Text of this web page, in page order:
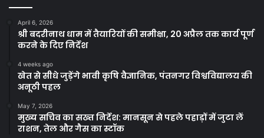
April 6, 2026
श्री बदरीनाथ धाम में तैयारियों की समीक्षा, 20 अप्रैल तक कार्य पूर्ण
करने के दिए निर्देश
4 weeks ago
खेत से सीधे जुड़ेंगे भावी कृषि वैज्ञानिक, पंतनगर विश्वविद्यालय की
अनूठी पहल
May 7, 2026
मुख्य सचिव का सख्त निर्देश: मानसून से पहले पहाड़ों में जुटा लें
राशन, तेल और गैस का स्टॉक